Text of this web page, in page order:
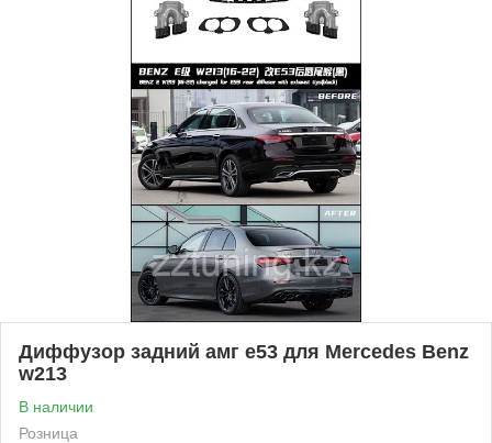
Диффузор задний амг е53 для Mercedes Benz
w213
В наличии
Розница